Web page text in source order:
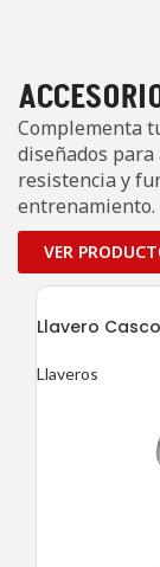
Complementa
diseñados
resistencia y
entrenamiento.
VER
Llavero Casco
Llaveros